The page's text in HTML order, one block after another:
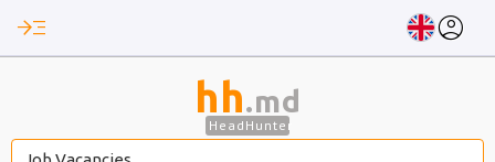
read_more account_circle
hh.md
HeadHunter